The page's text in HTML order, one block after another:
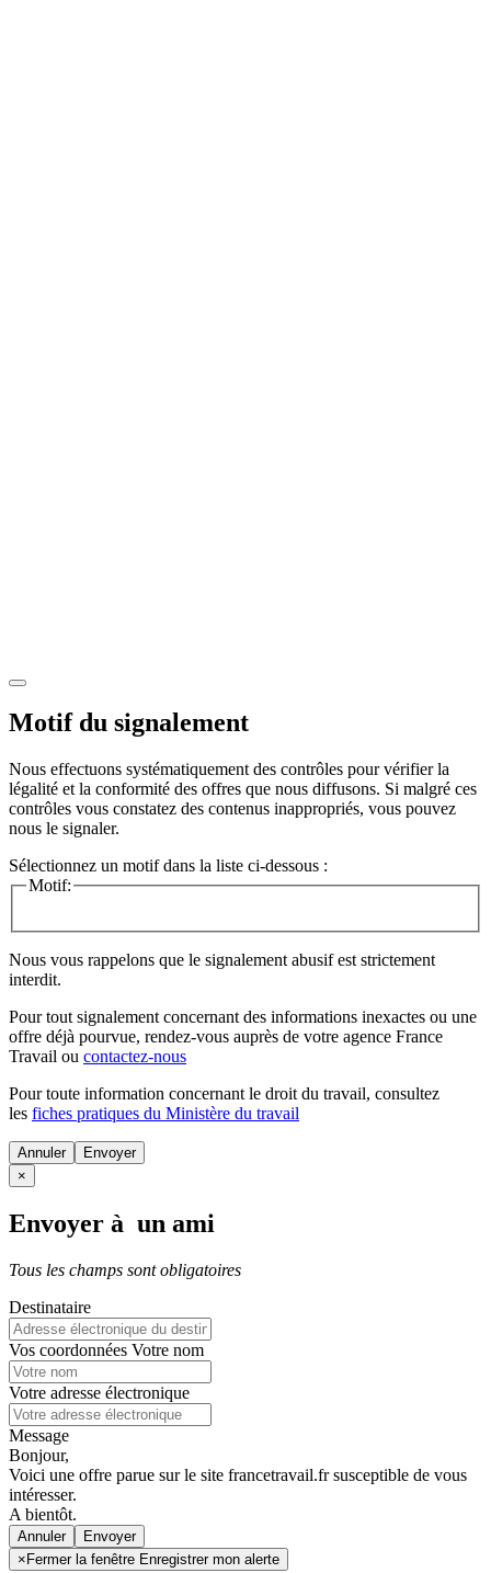
Motif du signalement
Nous effectuons systématiquement des contrôles pour vérifier la
légalité et la conformité des offres que nous diffusons. Si malgré ces
contrôles vous constatez des contenus inappropriés, vous pouvez
nous le signaler.
Sélectionnez un motif dans la liste ci-dessous :
Motif:
Nous vous rappelons que le signalement abusif est strictement
interdit.
Pour tout signalement concernant des informations inexactes ou une
offre déjà pourvue, rendez-vous auprès de votre agence France
Travail ou contactez-nous
Pour toute information concernant le droit du travail, consultez
les fiches pratiques du Ministère du travail
Annuler
×
Envoyer à un ami
Tous les champs sont obligatoires
Destinataire
Vos coordonnées Votre nom
Votre adresse électronique
Message
Bonjour,
Voici une offre parue sur le site francetravail.fr susceptible de vous
intéresser.
A bientôt.
Annuler
× Fermer la fenêtre Enregistrer mon alerte